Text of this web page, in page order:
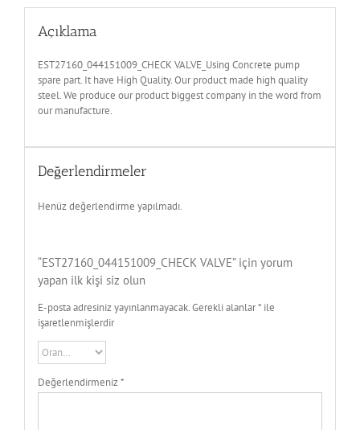
Açıklama
EST27160_044151009_CHECK VALVE_Using Concrete pump
spare part. It have High Quality. Our product made high quality
steel. We produce our product biggest company in the word from
our manufacture.
Değerlendirmeler
Henüz değerlendirme yapılmadı.
“EST27160_044151009_CHECK VALVE” için yorum
yapan ilk kişi siz olun
E-posta adresiniz yayınlanmayacak. Gerekli alanlar*ile
işaretlenmişlerdir
Değerlendirmeniz*